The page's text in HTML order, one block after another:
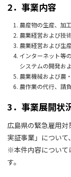
2．事業内容
農産物の生産、加
農業経営および技
農業経営および生
インターネット等
システムの開発お
農業機械および農
農作業の代行、請
3．事業展開状
広島県の緊急雇用
実証事業」について
※本件内容について
す。